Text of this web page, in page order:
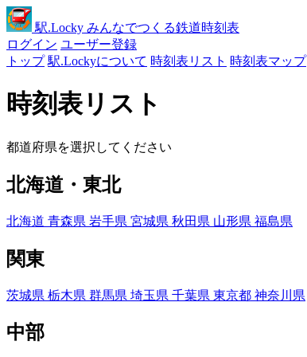
駅.Locky みんなでつくる鉄道時刻表
ログイン ユーザー登録
トップ 駅.Lockyについて 時刻表リスト 時刻表マップ
時刻表リスト
都道府県を選択してください
北海道・東北
北海道 青森県 岩手県 宮城県 秋田県 山形県 福島県
関東
茨城県 栃木県 群馬県 埼玉県 千葉県 東京都 神奈川県
中部